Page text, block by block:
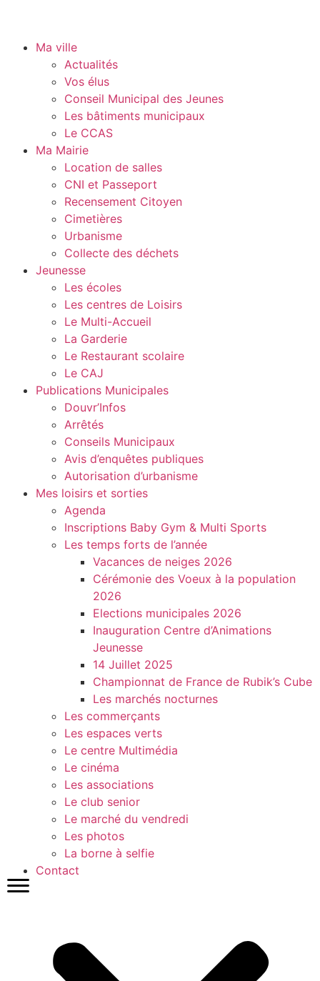
Ma ville
Actualités
Vos élus
Conseil Municipal des Jeunes
Les bâtiments municipaux
Le CCAS
Ma Mairie
Location de salles
CNI et Passeport
Recensement Citoyen
Cimetières
Urbanisme
Collecte des déchets
Jeunesse
Les écoles
Les centres de Loisirs
Le Multi-Accueil
La Garderie
Le Restaurant scolaire
Le CAJ
Publications Municipales
Douvr’Infos
Arrêtés
Conseils Municipaux
Avis d’enquêtes publiques
Autorisation d’urbanisme
Mes loisirs et sorties
Agenda
Inscriptions Baby Gym & Multi Sports
Les temps forts de l’année
Vacances de neiges 2026
Cérémonie des Voeux à la population
2026
Elections municipales 2026
Inauguration Centre d’Animations
Jeunesse
14 Juillet 2025
Championnat de France de Rubik’s Cube
Les marchés nocturnes
Les commerçants
Les espaces verts
Le centre Multimédia
Le cinéma
Les associations
Le club senior
Le marché du vendredi
Les photos
La borne à selfie
Contact